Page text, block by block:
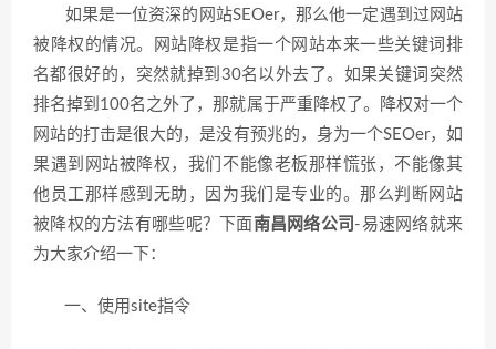
如果是一位资深的网站SEOer，那么他一定遇到过网站
被降权的情况。网站降权是指一个网站本来一些关键词排
名都很好的，突然就掉到30名以外去了。如果关键词突然
排名掉到100名之外了，那就属于严重降权了。降权对一个
网站的打击是很大的，是没有预兆的，身为一个SEOer，如
果遇到网站被降权，我们不能像老板那样慌张，不能像其
他员工那样感到无助，因为我们是专业的。那么判断网站
被降权的方法有哪些呢？下面 南昌网络公司 -易速网络就来
为大家介绍一下：
一、使用site指令